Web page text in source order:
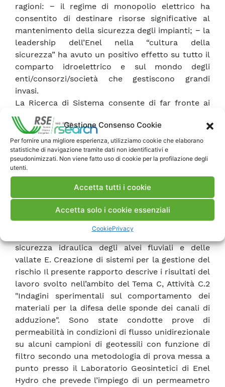
Gestione Consenso Cookie
Per fornire una migliore esperienza, utilizziamo cookie che elaborano
statistiche di navigazione tramite dati non identificativi e
pseudonimizzati. Non viene fatto uso di cookie per la profilazione degli
utenti.
Accetta tutti i cookie
Accetta solo i cookie essenziali
CookiePrivacy
ragioni: − il regime di monopolio elettrico ha
consentito di destinare risorse significative al
mantenimento della sicurezza degli impianti; − la
leadership dell’Enel nella “cultura della
sicurezza” ha avuto un positivo effetto su tutto il
comparto idroelettrico e sul mondo degli
enti/consorzi/società che gestiscono grandi
invasi.
La Ricerca di Sistema consente di far fronte ai
problemi derivanti dal mutato scenario associato
al processo di liberalizzazione e privatizzazione
del mercato che, per l’accentuarsi del regime di
concorrenza, potrebbe determinare una
riduzione delle risorse dedicate alla ricerca sui
temi della sicurezza. Il Sottoprogetto SIVAL si
articola nei seguenti 5 temi omogenei: A.
Miglioramento della sicurezza dei versanti dei
bacini B. Miglioramento della sicurezza degli
sbarramenti C. Miglioramento della sicurezza
sicurezza idraulica degli alvei fluviali e delle
vallate E. Creazione di sistemi per la gestione del
rischio Il presente rapporto descrive i risultati del
lavoro svolto nell’ambito del Tema C, Attività C.2
"Indagini sperimentali sul comportamento dei
materiali per la difesa delle sponde dei canali di
adduzione". Sono state condotte prove di
permeabilità in condizioni di flusso unidirezionale
su alcuni campioni di geotessili con funzione di
filtro secondo una metodologia di prova messa a
punto presso il Laboratorio Geosintetici di Enel
Hydro che prevede l’impiego di un permeametro